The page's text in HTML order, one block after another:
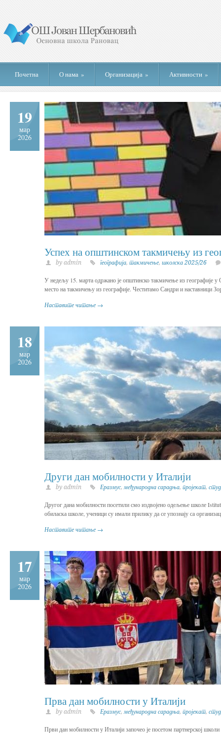
Почетна О нама » Организација » Активности »
19
мар
2026
Успех на општинском такмичењу из
by admin географија, такмичење, школска 2025/26
У недељу 15. марта одржано је општинско такмичење из географије
место на такмичењу из географије. Честитамо Сандри и наставници
Наставите читање →
18
мар
2026
Други дан мобилности у Италији
by admin Еразмус,међународна сарадња, пројекат,
Другог дана мобилности посетили смо издвојено одељење школе
обиласка школе, ученици су имали прилику да се упознају са
Наставите читање →
17
мар
2026
Прва дан мобилности у Италији
by admin Еразмус,међународна сарадња, пројекат,
Први дан мобилности у Италији започео је посетом партнерској